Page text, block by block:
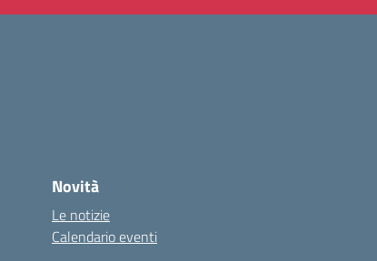
Novità
Le notizie
Calendario eventi